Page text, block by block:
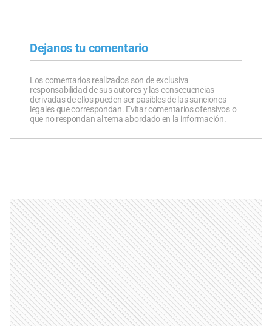
Dejanos tu comentario
Los comentarios realizados son de exclusiva
responsabilidad de sus autores y las consecuencias
derivadas de ellos pueden ser pasibles de las sanciones
legales que correspondan. Evitar comentarios ofensivos o
que no respondan al tema abordado en la información.